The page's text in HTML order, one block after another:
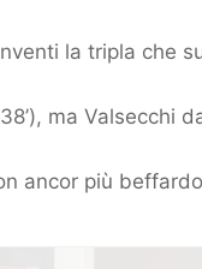
la tripla che
ma Valsecchi
ancor più